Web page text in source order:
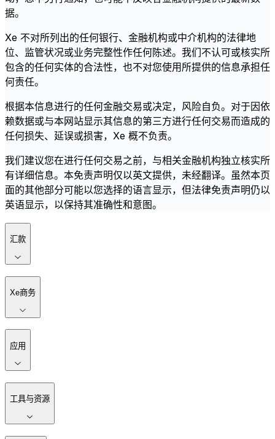
据。
Xe 不对所列出的任何银行、金融机构或中介机构的法律地
位、监管状况或业务完整性作任何陈述。我们不认可或核实所
包含的任何实体的合法性，也不对您使用所提供的信息承担任
何责任。
根据本信息进行的任何金融交易或决定，风险自负。对于因依
赖数据或与本网站显示其信息的第三方进行任何交易而造成的
任何损失、延误或损害，Xe 概不负责。
我们建议您在进行任何交易之前，与相关金融机构独立核实所
有详细信息。本免责声明仅以英文提供，未经翻译。虽然本页
面的其他部分可能以您选择的语言显示，但法律免责声明仍以
英语显示，以保持其准确性和意图。
汇款
Xe商务
应用
工具与资源